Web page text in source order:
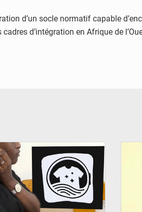
d’un socle normatif capable
d’intégration en Afrique de